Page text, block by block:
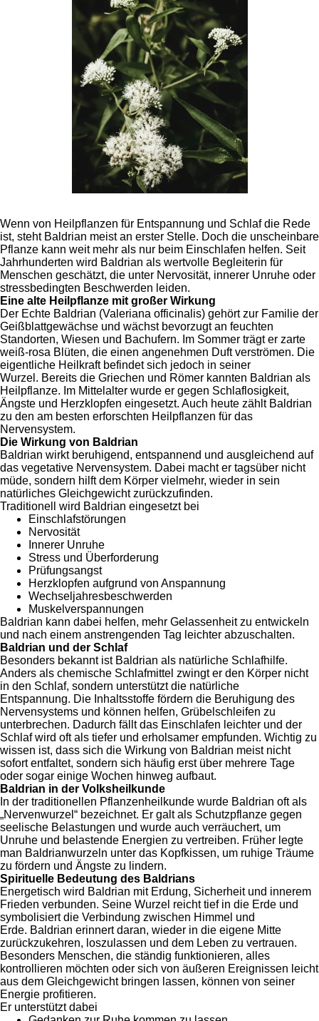
Wenn von Heilpflanzen für Entspannung und Schlaf die Rede
ist, steht Baldrian meist an erster Stelle. Doch die unscheinbare
Pflanze kann weit mehr als nur beim Einschlafen helfen. Seit
Jahrhunderten wird Baldrian als wertvolle Begleiterin für
Menschen geschätzt, die unter Nervosität, innerer Unruhe oder
stressbedingten Beschwerden leiden.
Eine alte Heilpflanze mit großer Wirkung
Der Echte Baldrian (Valeriana officinalis) gehört zur Familie der
Geißblattgewächse und wächst bevorzugt an feuchten
Standorten, Wiesen und Bachufern. Im Sommer trägt er zarte
weiß-rosa Blüten, die einen angenehmen Duft verströmen. Die
eigentliche Heilkraft befindet sich jedoch in seiner
Wurzel. Bereits die Griechen und Römer kannten Baldrian als
Heilpflanze. Im Mittelalter wurde er gegen Schlaflosigkeit,
Ängste und Herzklopfen eingesetzt. Auch heute zählt Baldrian
zu den am besten erforschten Heilpflanzen für das
Nervensystem.
Die Wirkung von Baldrian
Baldrian wirkt beruhigend, entspannend und ausgleichend auf
das vegetative Nervensystem. Dabei macht er tagsüber nicht
müde, sondern hilft dem Körper vielmehr, wieder in sein
natürliches Gleichgewicht zurückzufinden.
Traditionell wird Baldrian eingesetzt bei
Einschlafstörungen
Nervosität
Innerer Unruhe
Stress und Überforderung
Prüfungsangst
Herzklopfen aufgrund von Anspannung
Wechseljahresbeschwerden
Muskelverspannungen
Baldrian kann dabei helfen, mehr Gelassenheit zu entwickeln
und nach einem anstrengenden Tag leichter abzuschalten.
Baldrian und der Schlaf
Besonders bekannt ist Baldrian als natürliche Schlafhilfe.
Anders als chemische Schlafmittel zwingt er den Körper nicht
in den Schlaf, sondern unterstützt die natürliche
Entspannung. Die Inhaltsstoffe fördern die Beruhigung des
Nervensystems und können helfen, Grübelschleifen zu
unterbrechen. Dadurch fällt das Einschlafen leichter und der
Schlaf wird oft als tiefer und erholsamer empfunden. Wichtig zu
wissen ist, dass sich die Wirkung von Baldrian meist nicht
sofort entfaltet, sondern sich häufig erst über mehrere Tage
oder sogar einige Wochen hinweg aufbaut.
Baldrian in der Volksheilkunde
In der traditionellen Pflanzenheilkunde wurde Baldrian oft als
„Nervenwurzel“ bezeichnet. Er galt als Schutzpflanze gegen
seelische Belastungen und wurde auch verräuchert, um
Unruhe und belastende Energien zu vertreiben. Früher legte
man Baldrianwurzeln unter das Kopfkissen, um ruhige Träume
zu fördern und Ängste zu lindern.
Spirituelle Bedeutung des Baldrians
Energetisch wird Baldrian mit Erdung, Sicherheit und innerem
Frieden verbunden. Seine Wurzel reicht tief in die Erde und
symbolisiert die Verbindung zwischen Himmel und
Erde. Baldrian erinnert daran, wieder in die eigene Mitte
zurückzukehren, loszulassen und dem Leben zu vertrauen.
Besonders Menschen, die ständig funktionieren, alles
kontrollieren möchten oder sich von äußeren Ereignissen leicht
aus dem Gleichgewicht bringen lassen, können von seiner
Energie profitieren.
Er unterstützt dabei